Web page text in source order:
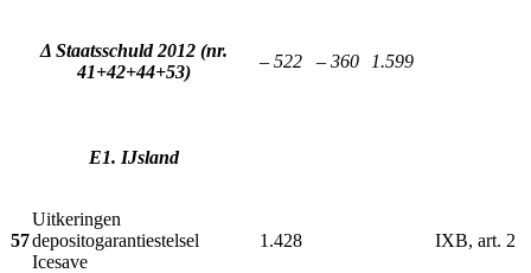
Δ Staatsschuld 2012 (nr.
41+42+44+53)
– 522 – 360 1.599
E1. IJsland
57
Uitkeringen
depositogarantiestelsel
Icesave
1.428 IXB, art. 2